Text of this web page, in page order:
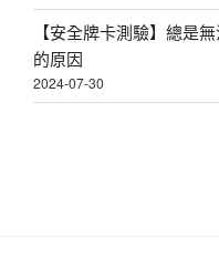
【安全牌卡測驗】總是
的原因
2024-07-30